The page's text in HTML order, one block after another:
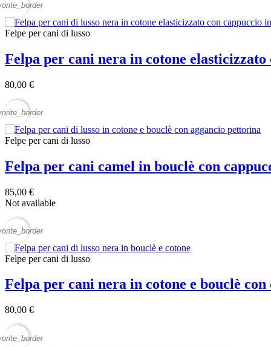
Felpe per cani di lusso
Felpa per cani nera in cotone
80,00 €
Felpe per cani di lusso
Felpa per cani camel in bouclè con
85,00 €
Not available
Felpe per cani di lusso
Felpa per cani nera in cotone e bouclè
80,00 €